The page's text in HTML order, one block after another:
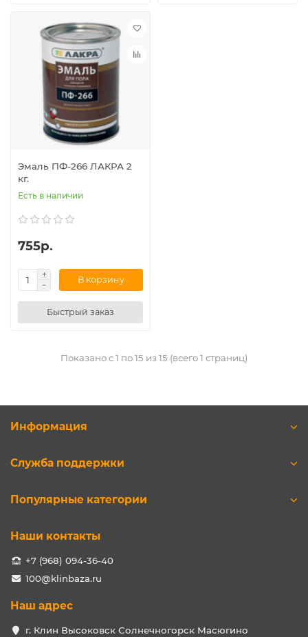
Эмаль ПФ-266 ЛАКРА 2
кг.
Есть в наличии
755р.
В корзину
Быстрый заказ
Показано с 1 по 15 из 15 (всего 1 страниц)
Информация
Служба поддержки
Популярные категории
Наши контакты
+7 (968) 094-36-40
100@klinbaza.ru
Наш адрес
г. Клин Высоковск Солнечногорск Масюгино